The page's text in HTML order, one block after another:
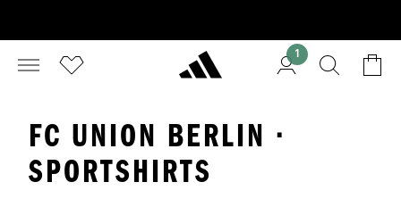
1
FC UNION BERLIN ·
SPORTSHIRTS